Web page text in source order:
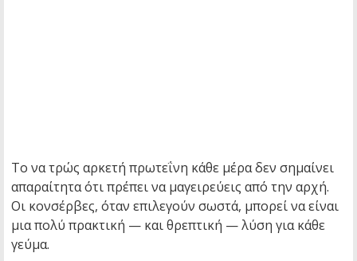
Το να τρώς αρκετή πρωτεΐνη κάθε μέρα δεν σημαίνει
απαραίτητα ότι πρέπει να μαγειρεύεις από την αρχή.
Οι κονσέρβες, όταν επιλεγούν σωστά, μπορεί να είναι
μια πολύ πρακτική — και θρεπτική — λύση για κάθε
γεύμα.